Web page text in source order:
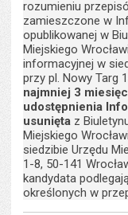
rozumieniu
zamieszczone w
opublikowanej w
Miejskiego
informacyjnej w
przy pl. Nowy Targ
najmniej 3
udostępnienia
usunięta z
Miejskiego
siedzibie Urzędu
1-8, 50-141
kandydata
określonych w